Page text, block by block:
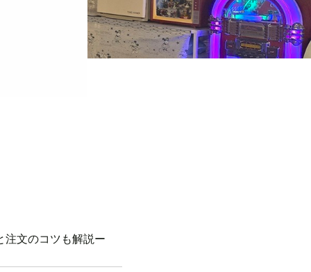
注文のコツも解説ー